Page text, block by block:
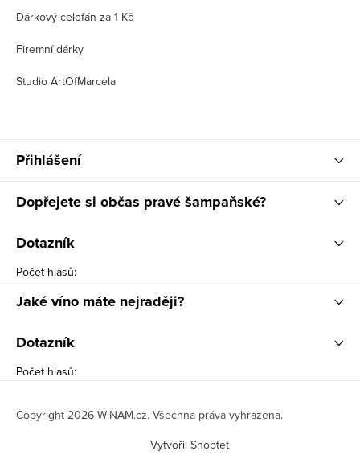
Dárkový celofán za 1 Kč
Firemní dárky
Studio ArtOfMarcela
Přihlášení
Dopřejete si občas pravé šampaňské?
Dotazník
Počet hlasů:
Jaké víno máte nejraději?
Dotazník
Počet hlasů:
Vytvořil Shoptet
Copyright 2026 WiNAM.cz. Všechna práva vyhrazena.